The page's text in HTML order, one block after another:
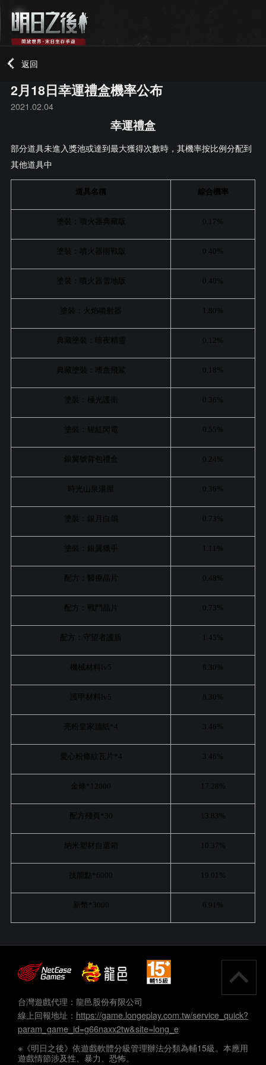
返回
2月18日幸運禮盒機率公布
2021.02.04
幸運禮盒
部分道具未進入獎池或達到最大獲得次數時，其機率按比例分配到
其他道具中
道具名稱 綜合機率
塗裝：噴火器典藏版 0.17%
塗裝：噴火器雨戰版 0.40%
塗裝：噴火器雪地版 0.40%
塗裝：火焰噴射器 1.80%
典藏塗裝：暗夜精靈 0.12%
典藏塗裝：嗜血飛鯊 0.18%
塗裝：極光護衛 0.36%
塗裝：猩紅閃電 0.55%
銀翼號背包禮盒 0.24%
時光山泉湯屋 0.36%
塗裝：銀月白鴿 0.73%
塗裝：銀翼獵手 1.11%
配方：醫療晶片 0.48%
配方：戰鬥晶片 0.73%
配方：守望者護盾 1.45%
機械材料lv5 8.30%
護甲材料lv5 8.30%
亮粉皇家牆紙*4 3.46%
愛心粉條紋瓦片*4 3.46%
金條*12000 17.28%
配方殘頁*30 13.83%
納米塑材自選箱 10.37%
技能點*6000 19.01%
新幣*3000 6.91%
台灣遊戲代理：龍邑股份有限公司
線上回報地址： https://game.longeplay.com.tw/service_quick?
param_game_id=g66naxx2tw&site=long_e
※《明日之後》依遊戲軟體分級管理辦法分類為輔15級。本應用
遊戲情節涉及性、暴力、恐怖。